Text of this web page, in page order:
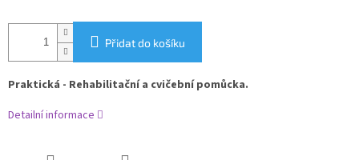
Přidat do košíku
Praktická - Rehabilitační a cvičební pomůcka.
Detailní informace